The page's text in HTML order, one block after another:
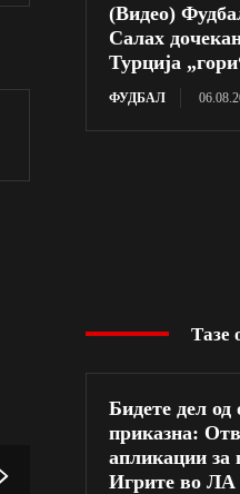
(Видео)
Салах
Турција
ФУДБАЛ
Тазе
Бидете дел
приказна:
апликации за
Игрите во ЛА